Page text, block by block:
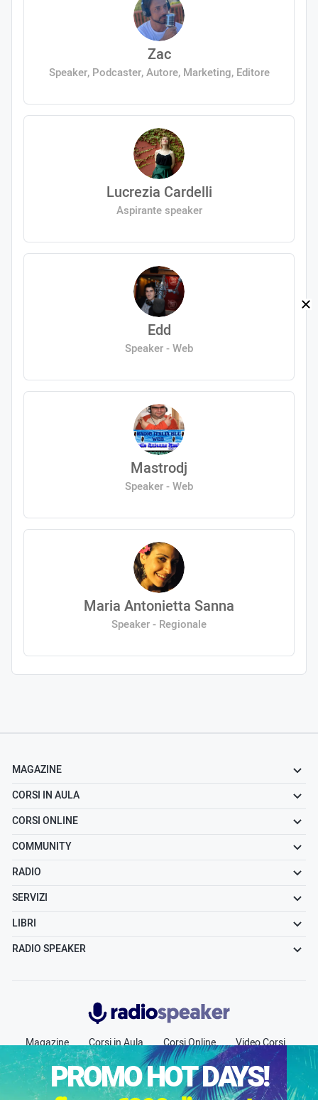
Zac
Speaker, Podcaster, Autore, Marketing, Editore
Lucrezia Cardelli
Aspirante speaker
Edd
Speaker - Web
Mastrodj
Speaker - Web
Maria Antonietta Sanna
Speaker - Regionale
MAGAZINE
CORSI IN AULA
CORSI ONLINE
COMMUNITY
RADIO
SERVIZI
LIBRI
RADIO SPEAKER
Radiospeaker.it
Magazine Corsi in Aula Corsi Online
Video Corsi
Community
Radio Jobs Chi siamo
Contatti
Pubblicità
PROMO HOT DAYS!